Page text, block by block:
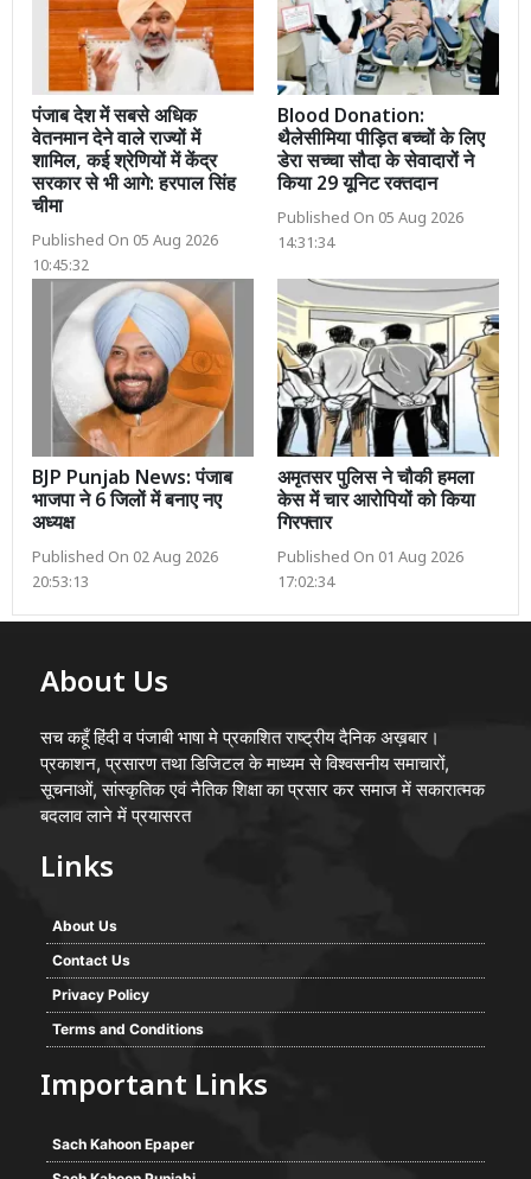
पंजाब देश में सबसे अधिक
वेतनमान देने वाले राज्यों में
शामिल, कई श्रेणियों में केंद्र
सरकार से भी आगे: हरपाल सिंह
चीमा
Published On 05 Aug 2026
10:45:32
Blood Donation:
थैलेसीमिया पीड़ित बच्चों के लिए
डेरा सच्चा सौदा के सेवादारों ने
किया 29 यूनिट रक्तदान
Published On 05 Aug 2026
14:31:34
BJP Punjab News: पंजाब
भाजपा ने 6 जिलों में बनाए नए
अध्यक्ष
Published On 02 Aug 2026
20:53:13
अमृतसर पुलिस ने चौकी हमला
केस में चार आरोपियों को किया
गिरफ्तार
Published On 01 Aug 2026
17:02:34
About Us
सच कहूँ हिंदी व पंजाबी भाषा मे प्रकाशित राष्ट्रीय दैनिक अख़बार।
प्रकाशन, प्रसारण तथा डिजिटल के माध्यम से विश्वसनीय समाचारों,
सूचनाओं, सांस्कृतिक एवं नैतिक शिक्षा का प्रसार कर समाज में सकारात्मक
बदलाव लाने में प्रयासरत
Links
About Us
Contact Us
Privacy Policy
Terms and Conditions
Important Links
Sach Kahoon Epaper